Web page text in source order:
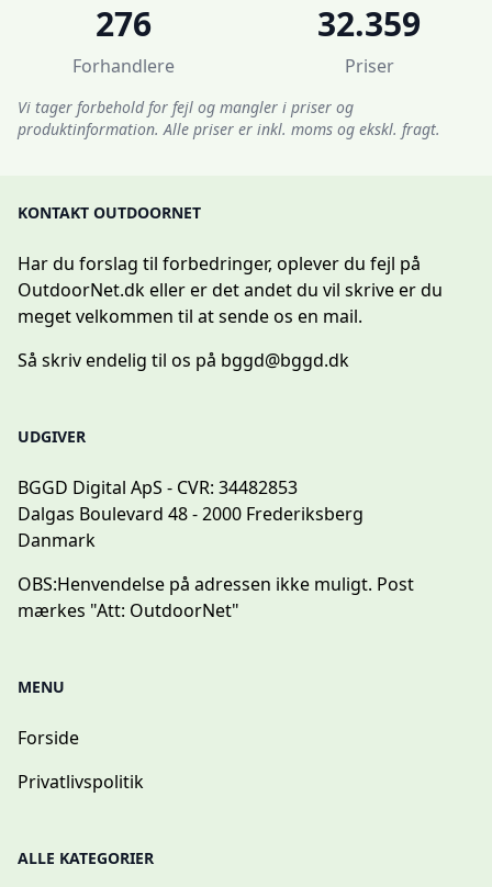
276
Forhandlere
32.359
Priser
Vi tager forbehold for fejl og mangler i priser og
produktinformation. Alle priser er inkl. moms og ekskl. fragt.
KONTAKT OUTDOORNET
Har du forslag til forbedringer, oplever du fejl på
OutdoorNet.dk eller er det andet du vil skrive er du
meget velkommen til at sende os en mail.
Så skriv endelig til os på bggd@bggd.dk
UDGIVER
BGGD Digital ApS - CVR: 34482853
Dalgas Boulevard 48 - 2000 Frederiksberg
Danmark
OBS:Henvendelse på adressen ikke muligt. Post
mærkes "Att: OutdoorNet"
MENU
Forside
Privatlivspolitik
ALLE KATEGORIER